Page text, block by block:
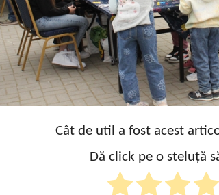
Cât de util a fost acest
Dă click pe o steluță